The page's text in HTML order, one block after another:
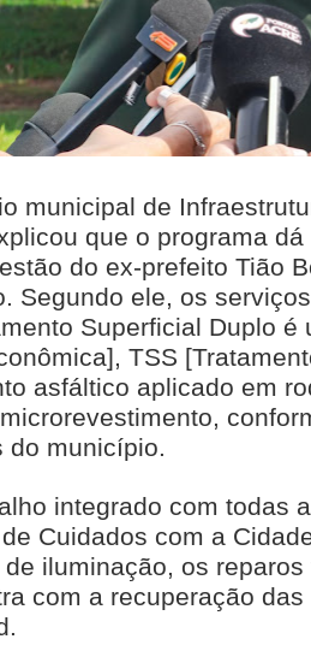
municipal de
que o programa
do ex-prefeito Tião
Segundo ele, os
Superficial Duplo
TSS
asfáltico aplicado em
do município.
integrado com todas
Cuidados com a
iluminação, os
com a recuperação